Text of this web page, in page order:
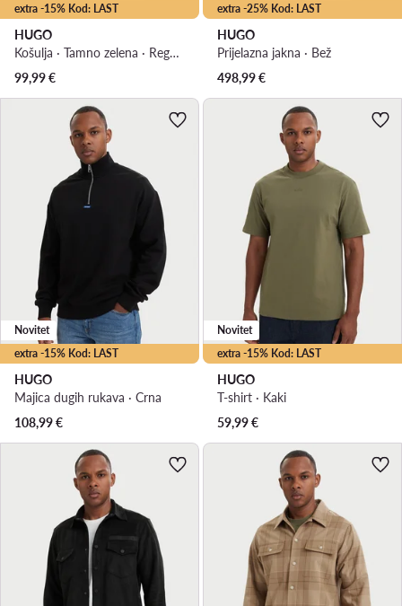
extra -15% Kod: LAST
HUGO
Košulja · Tamno zelena · Regular Fit
99,99€
extra -25% Kod: LAST
HUGO
Prijelazna jakna · Bež
498,99€
extra -15% Kod: LAST
Novitet
HUGO
Majica dugih rukava · Crna
108,99€
extra -15% Kod: LAST
Novitet
HUGO
T-shirt · Kaki
59,99€